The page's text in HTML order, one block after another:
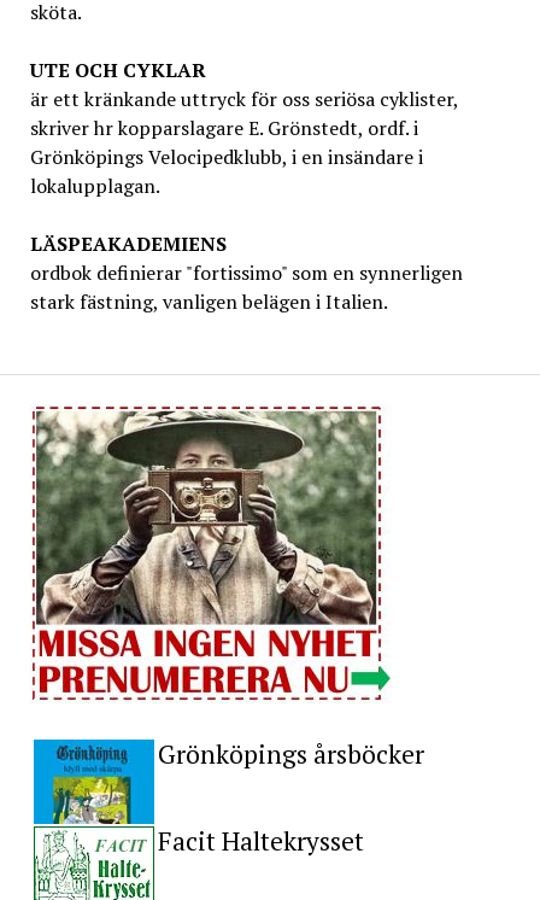
sköta.
UTE OCH CYKLAR
är ett kränkande uttryck för oss seriösa cyklister,
skriver hr kopparslagare E. Grönstedt, ordf. i
Grönköpings Velocipedklubb, i en insändare i
lokalupplagan.
LÄSPEAKADEMIENS
ordbok definierar "fortissimo" som en synnerligen
stark fästning, vanligen belägen i Italien.
Grönköpings årsböcker
Facit Haltekrysset